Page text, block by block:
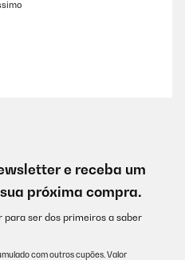
e receba um
próxima compra.
ser dos primeiros a saber
com outros cupões. Valor